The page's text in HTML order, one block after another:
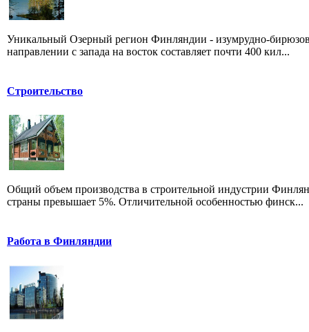
Уникальный Озерный регион Финляндии - изумрудно-
направлении с запада на восток составляет почти 400 кил...
Строительство
Общий объем производства в строительной индустрии
страны превышает 5%. Отличительной особенностью финск...
Работа в Финляндии